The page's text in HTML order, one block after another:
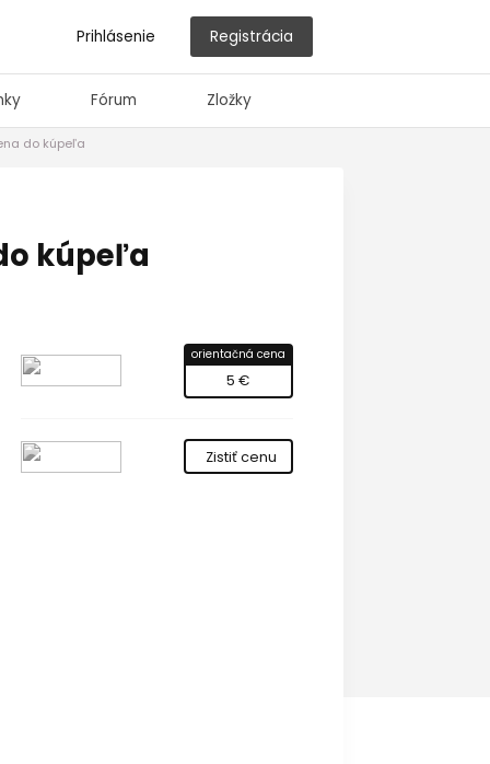
Prihlásenie Registrácia
Fórum Zložky
do kúpeľa
kúpeľa
orientačná cena
5 €
Zistiť cenu